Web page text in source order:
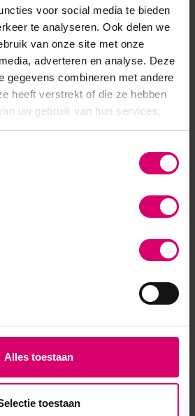
voor social media te bieden
te analyseren. Ook delen we
van onze site met onze
adverteren en analyse. Deze
gegevens combineren met andere
heeft verstrekt of die ze hebben
uw gebruik van hun services.
Alles toestaan
toestaan
40973
569853